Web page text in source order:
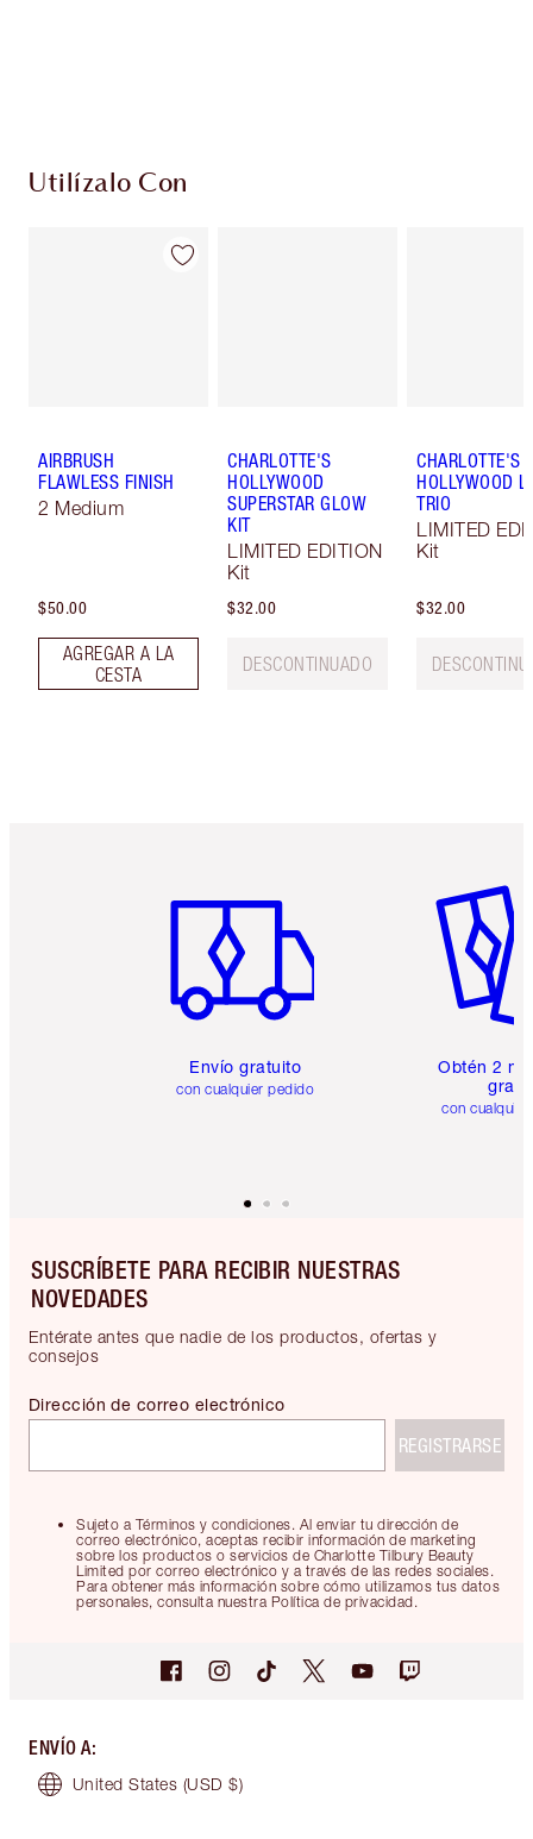
Utilízalo Con
AIRBRUSH
FLAWLESS FINISH
2 Medium
$50.00
AGREGAR A LA
CESTA
CHARLOTTE'S
HOLLYWOOD
SUPERSTAR GLOW
KIT
LIMITED EDITION
Kit
$32.00
DESCONTINUADO
CHARLOTTE'S
HOLLYWOOD
TRIO
LIMITED
Kit
$32.00
Envío gratuito
con cualquier pedido
Obtén 2
gratis
con
SUSCRÍBETE PARA RECIBIR NUESTRAS
NOVEDADES
Entérate antes que nadie de los productos, ofertas y
consejos
Sujeto a Términos y condiciones. Al enviar tu dirección de
correo electrónico, aceptas recibir información de marketing
sobre los productos o servicios de Charlotte Tilbury Beauty
Limited por correo electrónico y a través de las redes sociales.
Para obtener más información sobre cómo utilizamos tus datos
personales, consulta nuestra Política de privacidad.
Dirección de correo electrónico
REGISTRARSE
ENVÍO A:
United States (USD $)